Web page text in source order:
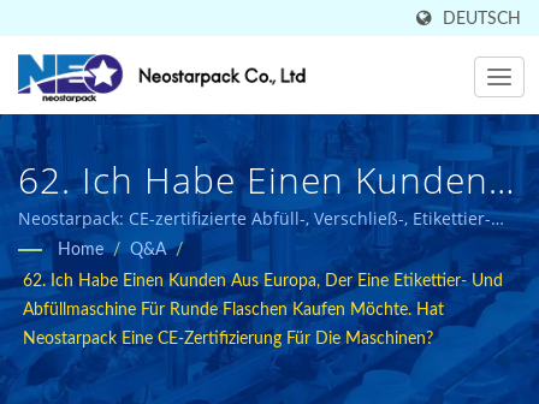
DEUTSCH
62. Ich Habe Einen Kunden
Aus Europa, Der Eine
Rundflaschenetikettier- Und
Abfüllmaschine Kaufen
Möchte. Hat Neostarpack
Neostarpack: CE-zertifizierte Abfüll-, Verschließ-, Etikettier-
und Verpackungslösungen für die Lebensmittel- und
Pharmaindustrie.
Home / Q&A /
62. Ich Habe Einen Kunden Aus Europa, Der Eine Etikettier- Und
Abfüllmaschine Für Runde Flaschen Kaufen Möchte. Hat
Neostarpack Eine CE-Zertifizierung Für Die Maschinen?